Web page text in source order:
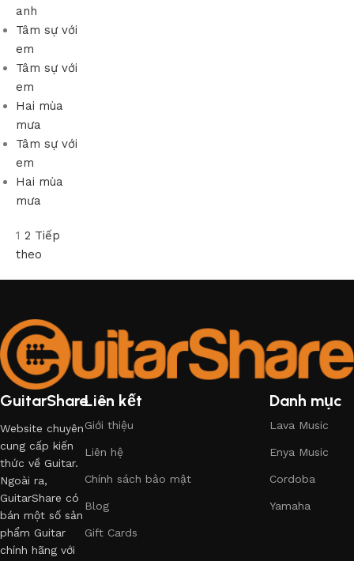
anh
Tâm sự với
em
Tâm sự với
em
Hai mùa
mưa
Tâm sự với
em
Hai mùa
mưa
1 2 Tiếp
theo
GuitarShare
Website chuyên
cung cấp kiến
thức về Guitar.
Ngoài ra,
GuitarShare có
bán một số sản
phẩm Guitar
chính hãng với
Liên kết
Giới thiệu
Liên hệ
Chính sách bảo mật
Blog
Gift Cards
Danh mục
Lava Music
Enya Music
Cordoba
Yamaha